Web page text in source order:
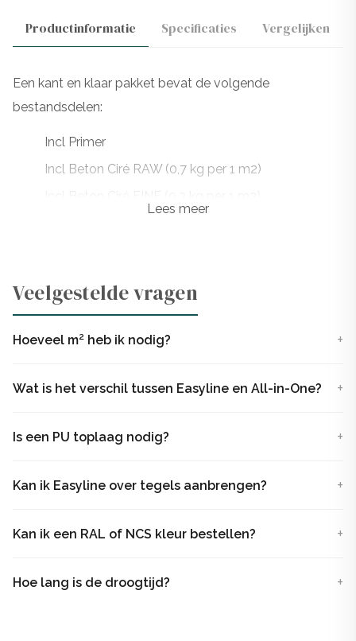
Productinformatie Specificaties Vergelijken
Een kant en klaar pakket bevat de volgende
bestandsdelen:
Incl Primer
Incl Beton Ciré RAW (0,7 kg per 1 m2)
ruimtes, vloeren en keukenbladen
Besteld voor 12:30 is dezelfde werkdag nog
De nieuwe, voorgemengde Beton Ciré pasta
werkomgeving? Kies voor de handige voorgemengde
gebruik
Lees meer
Veelgestelde vragen
Hoeveel m² heb ik nodig?
Wat is het verschil tussen Easyline en All-in-One?
Is een PU toplaag nodig?
Kan ik Easyline over tegels aanbrengen?
Kan ik een RAL of NCS kleur bestellen?
Hoe lang is de droogtijd?